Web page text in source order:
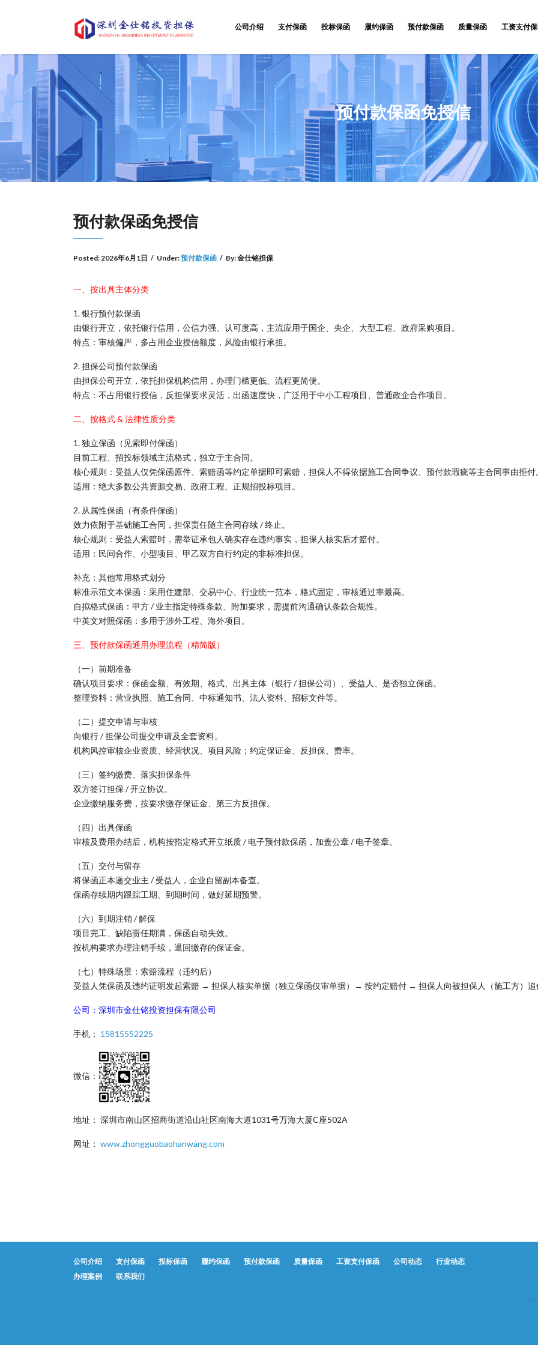
公司介绍 支付保函 投标保函 履约保函 预付款保函 质量保函 工资支付
预付款保函免授信
预付款保函免授信
Posted:2026年6月1日 / Under:预付款保函 / By:金仕铭担保
一、按出具主体分类
1. 银行预付款保函
由银行开立，依托银行信用，公信力强、认可度高，主流应用于国企、央企、大型工程、政府采购项目。
特点：审核偏严，多占用企业授信额度，风险由银行承担。
2. 担保公司预付款保函
由担保公司开立，依托担保机构信用，办理门槛更低、流程更简便。
特点：不占用银行授信，反担保要求灵活，出函速度快，广泛用于中小工程项目、普通政企合作项目。
二、按格式 & 法律性质分类
1. 独立保函（见索即付保函）
目前工程、招投标领域主流格式，独立于主合同。
核心规则：受益人仅凭保函原件、索赔函等约定单据即可索赔，担保人不得依据施工合同争议、预付款瑕疵等主合同事由拒付
适用：绝大多数公共资源交易、政府工程、正规招投标项目。
2. 从属性保函（有条件保函）
效力依附于基础施工合同，担保责任随主合同存续 / 终止。
核心规则：受益人索赔时，需举证承包人确实存在违约事实，担保人核实后才赔付。
适用：民间合作、小型项目、甲乙双方自行约定的非标准担保。
补充：其他常用格式划分
标准示范文本保函：采用住建部、交易中心、行业统一范本，格式固定，审核通过率最高。
自拟格式保函：甲方 / 业主指定特殊条款、附加要求，需提前沟通确认条款合规性。
中英文对照保函：多用于涉外工程、海外项目。
三、预付款保函通用办理流程（精简版）
（一）前期准备
确认项目要求：保函金额、有效期、格式、出具主体（银行 / 担保公司）、受益人、是否独立保函。
整理资料：营业执照、施工合同、中标通知书、法人资料、招标文件等。
（二）提交申请与审核
向银行 / 担保公司提交申请及全套资料。
机构风控审核企业资质、经营状况、项目风险；约定保证金、反担保、费率。
（三）签约缴费、落实担保条件
双方签订担保 / 开立协议。
企业缴纳服务费，按要求缴存保证金、第三方反担保。
（四）出具保函
审核及费用办结后，机构按指定格式开立纸质 / 电子预付款保函，加盖公章 / 电子签章。
（五）交付与留存
将保函正本递交业主 / 受益人，企业自留副本备查。
保函存续期内跟踪工期、到期时间，做好延期预警。
（六）到期注销 / 解保
项目完工、缺陷责任期满，保函自动失效。
按机构要求办理注销手续，退回缴存的保证金。
（七）特殊场景：索赔流程（违约后）
受益人凭保函及违约证明发起索赔 → 担保人核实单据（独立保函仅审单据）→ 按约定赔付 → 担保人向被担保人（施工方）追
公司：深圳市金仕铭投资担保有限公司
手机： 15815552225
微信：
地址： 深圳市南山区招商街道沿山社区南海大道1031号万海大厦C座502A
网址： www.zhongguobaohanwang.com
公司介绍 支付保函 投标保函 履约保函 预付款保函 质量保函 工资支付保函 公司动态
行业动态
办理案例
联系我们